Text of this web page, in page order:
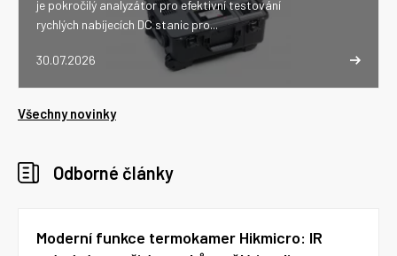
30.07.2026
je pokročilý analyzátor pro efektivní testování
rychlých nabíjecích DC stanic pro...
Všechny novinky
Odborné články
Moderní funkce termokamer Hikmicro: IR